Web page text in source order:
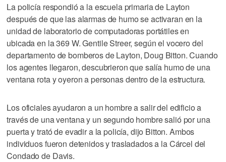
La policía respondió a la escuela primaria de Layton
después de que las alarmas de humo se activaran en la
unidad de laboratorio de computadoras portátiles en
ubicada en la 369 W. Gentile Streer, según el vocero del
departamento de bomberos de Layton, Doug Bitton. Cuando
los agentes llegaron, descubrieron que salía humo de una
ventana rota y oyeron a personas dentro de la estructura.
Los oficiales ayudaron a un hombre a salir del edificio a
través de una ventana y un segundo hombre salió por una
puerta y trató de evadir a la policía, dijo Bitton. Ambos
individuos fueron detenidos y trasladados a la Cárcel del
Condado de Davis.